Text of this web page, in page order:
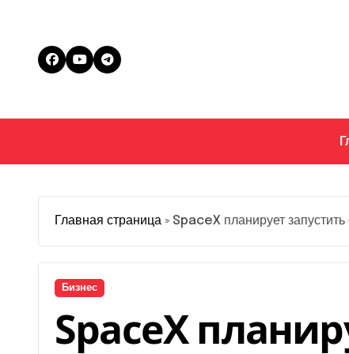
Главная страница » SpaceX планирует
Бизнес
SpaceX